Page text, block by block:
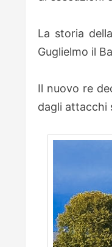
La storia
Guglielmo il
Il nuovo re
dagli attacchi